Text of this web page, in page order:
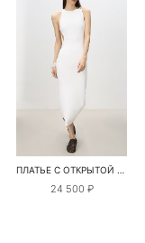
ПЛАТЬЕ С ОТКРЫТОЙ СПИНОЙ И ПЕРЕМЫЧКОЙ
24 500 ₽